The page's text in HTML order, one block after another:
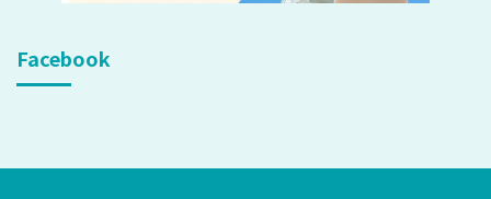
Facebook